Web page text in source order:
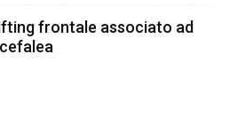
frontale associato ad